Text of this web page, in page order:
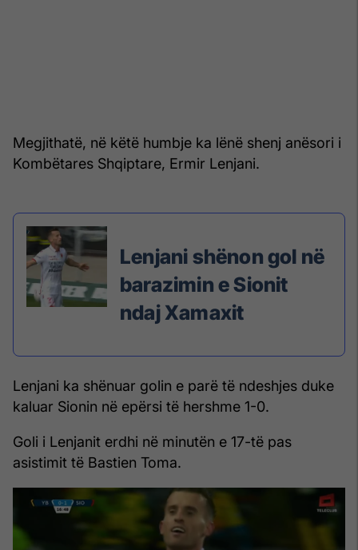
Megjithatë, në këtë humbje ka lënë shenj anësori i
Kombëtares Shqiptare, Ermir Lenjani.
Lenjani shënon gol në
barazimin e Sionit
ndaj Xamaxit
Lenjani ka shënuar golin e parë të ndeshjes duke
kaluar Sionin në epërsi të hershme 1-0.
Goli i Lenjanit erdhi në minutën e 17-të pas
asistimit të Bastien Toma.